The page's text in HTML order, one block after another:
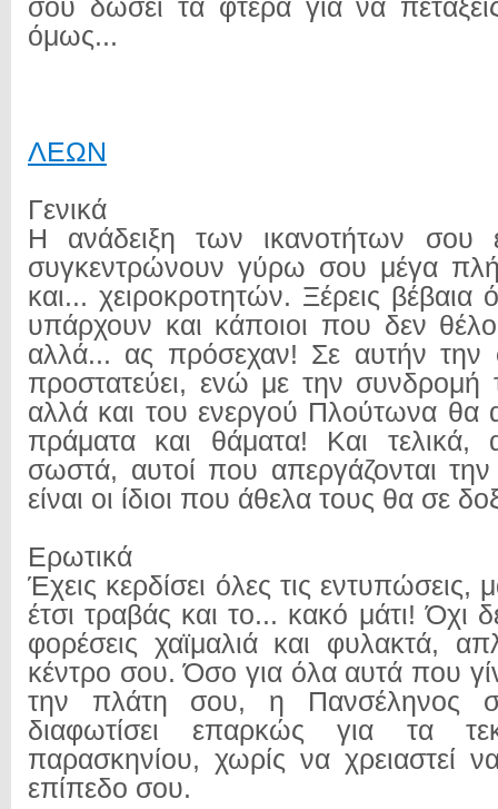
σου δώσει τα φτερά για να
όμως...
ΛΕΩΝ
Γενικά
Η ανάδειξη των ικανοτήτων σου
συγκεντρώνουν γύρω σου μέγα
και... χειροκροτητών. Ξέρεις βέβαια
υπάρχουν και κάποιοι που δεν
αλλά... ας πρόσεχαν! Σε αυτήν
προστατεύει, ενώ με την συνδρομή
αλλά και του ενεργού Πλούτωνα θα
πράματα και θάματα! Και τελικά,
σωστά, αυτοί που απεργάζονται
είναι οι ίδιοι που άθελα τους θα σε
Ερωτικά
Έχεις κερδίσει όλες τις εντυπώσεις,
έτσι τραβάς και το... κακό μάτι! Όχι
φορέσεις χαϊμαλιά και φυλακτά,
κέντρο σου. Όσο για όλα αυτά που
την πλάτη σου, η Πανσέληνος
διαφωτίσει επαρκώς για τα
παρασκηνίου, χωρίς να χρειαστεί
επίπεδο σου.